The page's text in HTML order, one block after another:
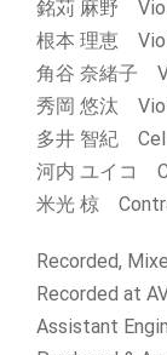
銘苅 麻野
根本 理恵
角谷 奈緒子
秀岡 悠汰
多井 智紀
河内 ユイコ
米光 椋
Recorded,
Recorded at
Assistant